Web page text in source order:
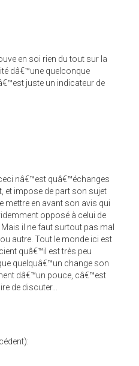
en soi rien du tout sur la
dâ€™une quelconque
juste un indicateur de
nâ€™est quâ€™échanges
et impose de part son sujet
mettre en avant son avis qui
opposé à celui de
Mais il ne faut surtout pas mal
ou autre. Tout le monde ici est
quâ€™il est très peu
quelquâ€™un change son
dâ€™un pouce, câ€™est
de discuter...